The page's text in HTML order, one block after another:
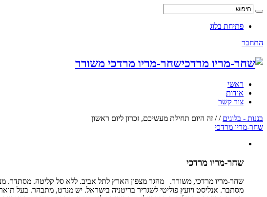
פתיחת בלוג
התחבר
שחר-מריו מרדכי משורר
ראשי
אודות
צור קשר
בננות - בלוגים /
/ זה היום תחילת מעשיכם, זכרון ליום ראשון
שחר-מריו מרדכי
שחר-מריו מרדכי
שחר-מריו מרדכי, משורר. מהגר מצפון הארץ לתל אביב. ללא סל קליטה. מסתדר.
מסתבר. אנליסט ויועץ פוליטי לשגריר בריטניה בישראל. יש מנדט, מתבהר. בעל